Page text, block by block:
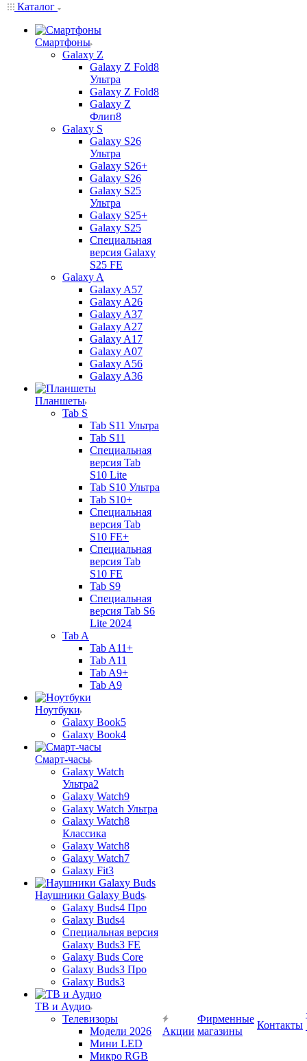
Каталог
Смартфоны
Galaxy Z
Galaxy Z Fold8
Ультра
Galaxy Z Fold8
Galaxy Z
Флип8
Galaxy S
Galaxy S26
Ультра
Galaxy S26+
Galaxy S26
Galaxy S25
Ультра
Galaxy S25+
Galaxy S25
Специальная
версия Galaxy
S25 FE
Galaxy A
Galaxy A57
Galaxy A26
Galaxy A37
Galaxy A27
Galaxy A17
Galaxy A07
Galaxy A56
Galaxy A36
Планшеты
Tab S
Tab S11 Ультра
Tab S11
Специальная
версия Tab
S10 Lite
Tab S10 Ультра
Tab S10+
Специальная
версия Tab
S10 FE+
Специальная
версия Tab
S10 FE
Tab S9
Специальная
версия Tab S6
Lite 2024
Tab A
Tab A11+
Tab A11
Tab A9+
Tab A9
Ноутбуки
Galaxy Book5
Galaxy Book4
Смарт-часы
Galaxy Watch
Ультра2
Galaxy Watch9
Galaxy Watch Ультра
Galaxy Watch8
Классика
Galaxy Watch8
Galaxy Watch7
Galaxy Fit3
Наушники Galaxy Buds
Galaxy Buds4 Про
Galaxy Buds4
Специальная версия
Galaxy Buds3 FE
Galaxy Buds Core
Galaxy Buds3 Про
Galaxy Buds3
ТВ и Аудио
Телевизоры
Модели 2026
Мини LED
Микро RGB
Акции
Фирменные
магазины
Контакты